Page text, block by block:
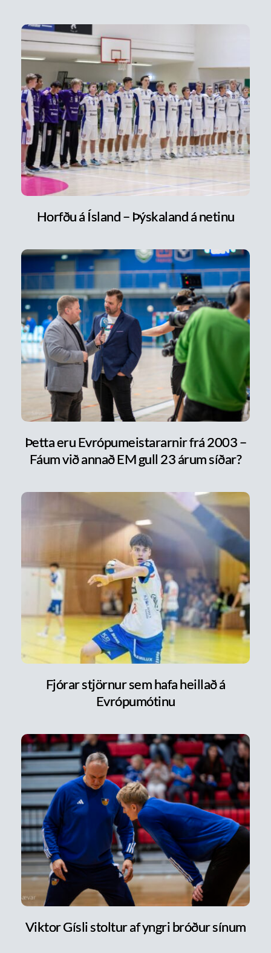
Horfðu á Ísland – Þýskaland á netinu
Þetta eru Evrópumeistararnir frá 2003 –
Fáum við annað EM gull 23 árum síðar?
Fjórar stjörnur sem hafa heillað á
Evrópumótinu
Viktor Gísli stoltur af yngri bróður sínum